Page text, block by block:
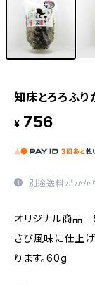
知床とろろふり
¥ 756
別途送料がかか
オリジナル商品
さび風味に仕上
ります。60g